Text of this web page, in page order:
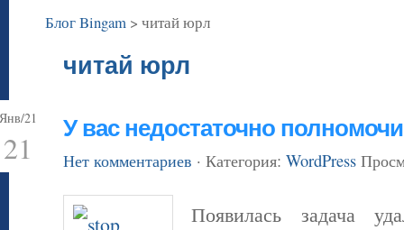
Блог Bingam > читай юрл
читай юрл
Янв/21
21
У вас недостаточно
Нет комментариев · Категория: WordPress
Появилась задача